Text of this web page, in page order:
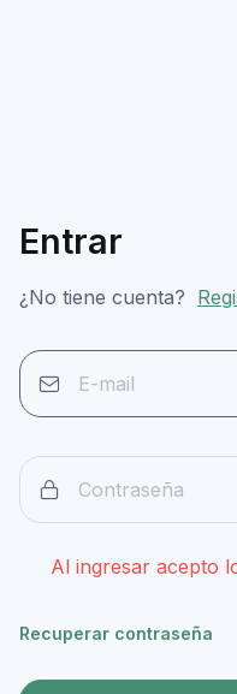
Entrar
¿No tiene cuenta?
Al ingresar acepto
Recuperar contraseña